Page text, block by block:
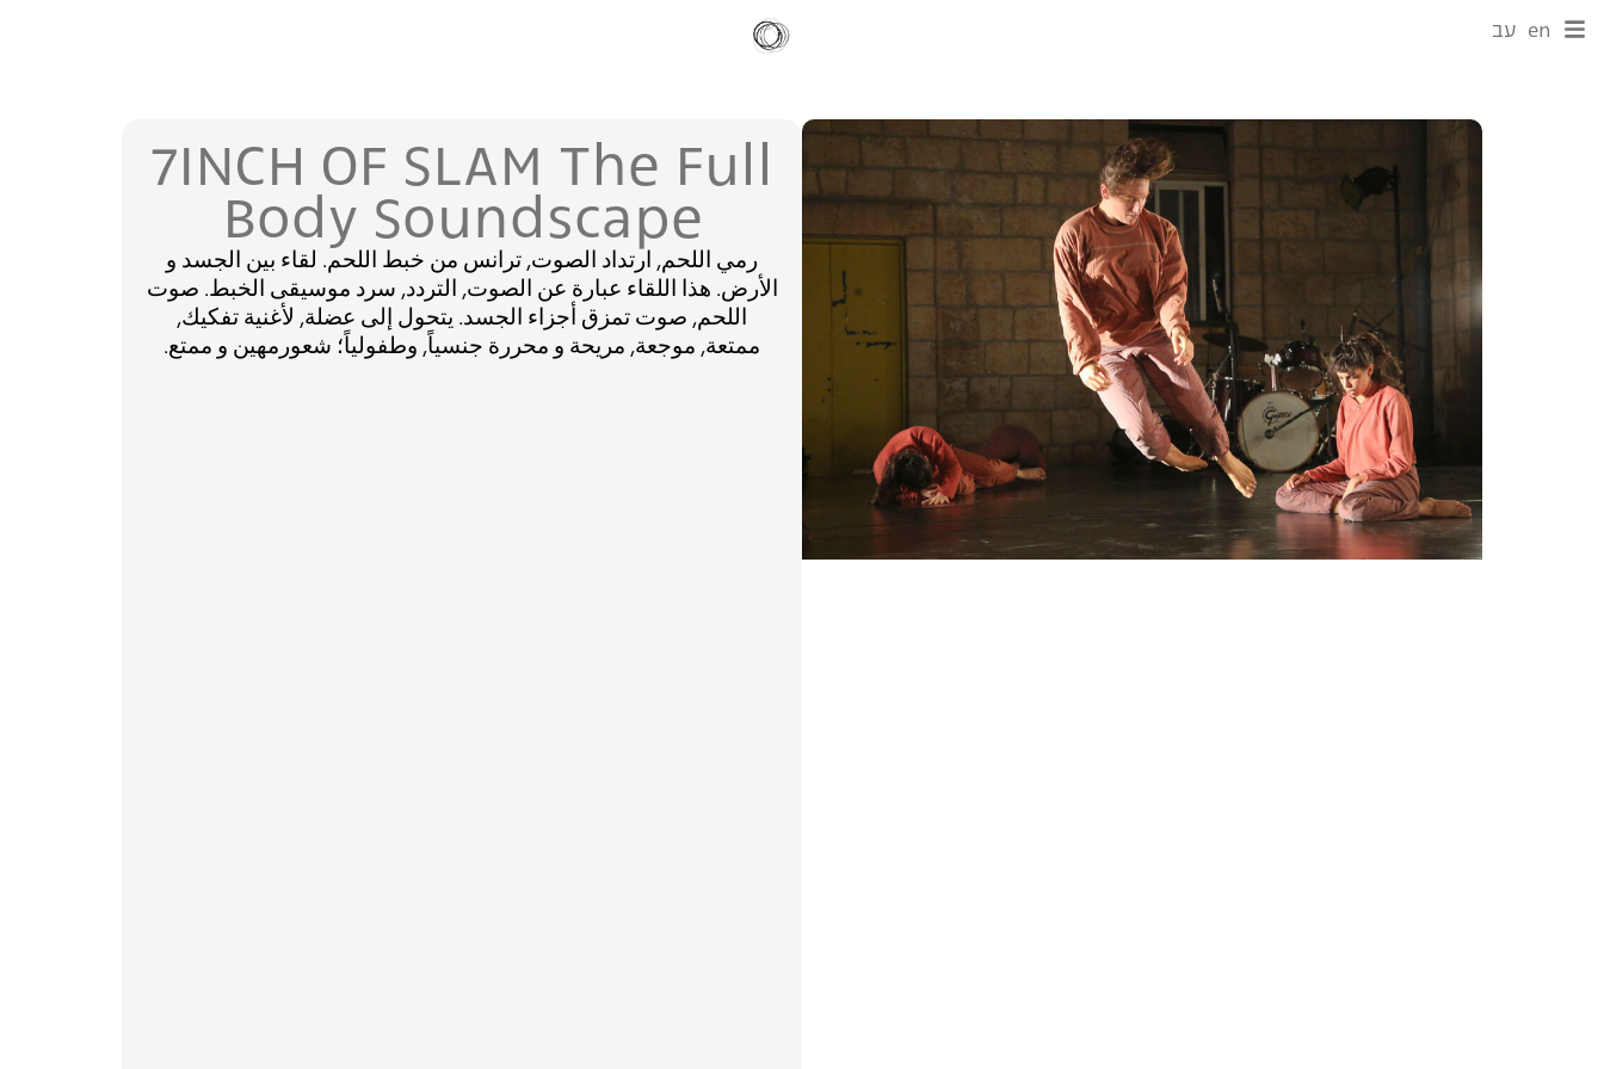
en עב
7INCH OF SLAM The Full
Body Soundscape
رمي اللحم, ارتداد الصوت, ترانس من خبط اللحم. لقاء بين الجسد و
الأرض. هذا اللقاء عبارة عن الصوت, التردد, سرد موسيقى الخبط. صوت
اللحم, صوت تمزق أجزاء الجسد. يتحول إلى عضلة, لأغنية تفكيك,
ممتعة, موجعة, مريحة و محررة جنسياً, وطفولياً؛ شعورمهين و ممتع.